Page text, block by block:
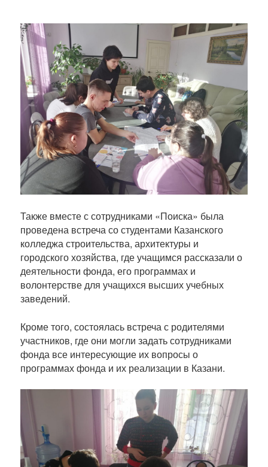
Также вместе с сотрудниками «Поиска» была
проведена встреча со студентами Казанского
колледжа строительства, архитектуры и
городского хозяйства, где учащимся рассказали о
деятельности фонда, его программах и
волонтерстве для учащихся высших учебных
заведений.
Кроме того, состоялась встреча с родителями
участников, где они могли задать сотрудниками
фонда все интересующие их вопросы о
программах фонда и их реализации в Казани.